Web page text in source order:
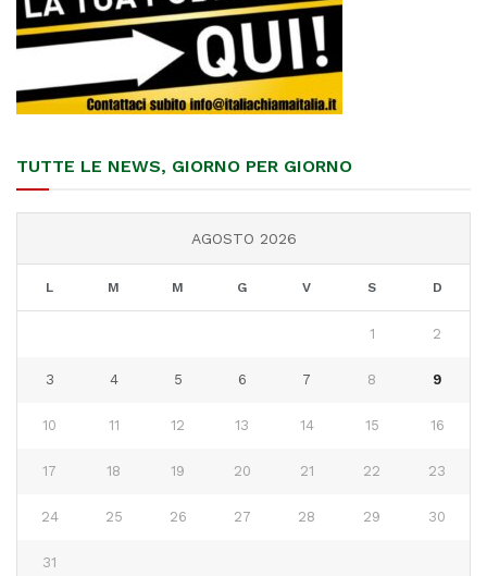
TUTTE LE NEWS, GIORNO PER GIORNO
AGOSTO 2026
L M M G V S D
1 2
3 4 5 6 7 8 9
10 11 12 13 14 15 16
17 18 19 20 21 22 23
24 25 26 27 28 29 30
31